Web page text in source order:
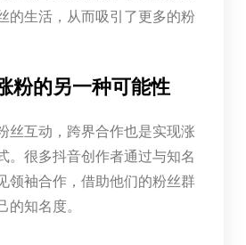
的生活，从而吸引了更多的粉
粉的另一种可能性
丝互动，跨界合作也是实现涨
。很多抖音创作者通过与知名
领袖合作，借助他们的粉丝群
的知名度。